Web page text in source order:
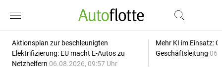
Aktionsplan zur beschleunigten
Elektrifizierung: EU macht E-Autos zu
Netzhelfern 06.08.2026, 09:57 Uhr
Mehr KI im Einsatz:
Geschäftsleitung